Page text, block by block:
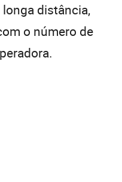
distância,
o número de